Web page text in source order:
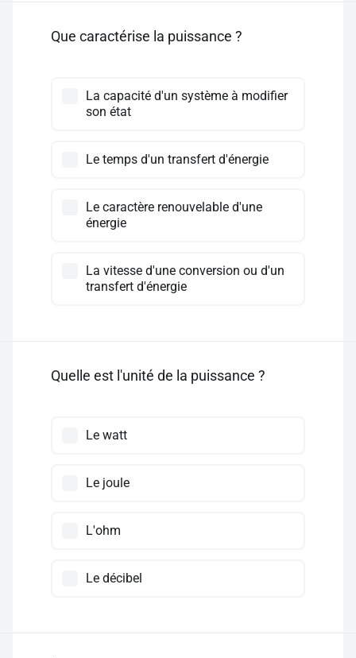
Que caractérise la puissance ?
La capacité d'un système à modifier
son état
Le temps d'un transfert d'énergie
Le caractère renouvelable d'une
énergie
La vitesse d'une conversion ou d'un
transfert d'énergie
Quelle est l'unité de la puissance ?
Le watt
Le joule
L'ohm
Le décibel